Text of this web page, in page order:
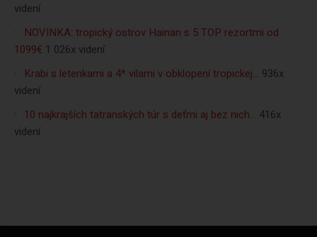
videní
NOVINKA: tropický ostrov Hainan s 5 TOP rezortmi od
1099€ 1 026x videní
Krabi s letenkami a 4* vilami v obklopení tropickej… 936x
videní
10 najkrajších tatranských túr s deťmi aj bez nich… 416x
videní